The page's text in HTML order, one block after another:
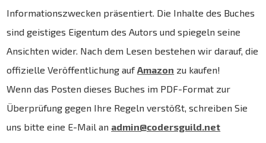
Informationszwecken präsentiert. Die Inhalte des Buches
sind geistiges Eigentum des Autors und spiegeln seine
Ansichten wider. Nach dem Lesen bestehen wir darauf, die
offizielle Veröffentlichung aufAmazon zu kaufen!
Wenn das Posten dieses Buches im PDF-Format zur
Überprüfung gegen Ihre Regeln verstößt, schreiben Sie
uns bitte eine E-Mail an admin@codersguild.net